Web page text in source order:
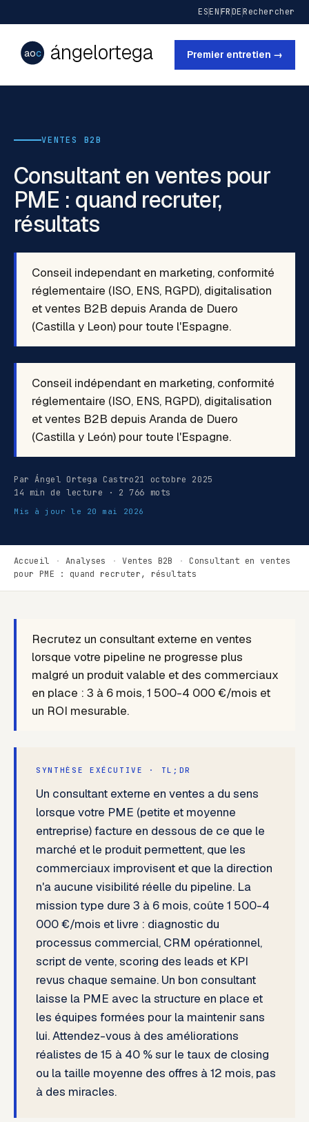
ESENFRDERechercher
aoc ángelortega Premier entretien →
VENTES B2B
Consultant en ventes pour
PME : quand recruter,
résultats
Conseil independant en marketing, conformité
réglementaire (ISO, ENS, RGPD), digitalisation
et ventes B2B depuis Aranda de Duero
(Castilla y Leon) pour toute l'Espagne.
Conseil indépendant en marketing, conformité
réglementaire (ISO, ENS, RGPD), digitalisation
et ventes B2B depuis Aranda de Duero
(Castilla y León) pour toute l'Espagne.
Par Ángel Ortega Castro21 octobre 2025
14 min de lecture · 2 766 mots
Mis à jour le 20 mai 2026
Accueil · Analyses · Ventes B2B ·
Consultant en ventes
pour PME : quand recruter, résultats
Recrutez un consultant externe en ventes
lorsque votre pipeline ne progresse plus
malgré un produit valable et des commerciaux
en place : 3 à 6 mois, 1 500-4 000 €/mois et
un ROI mesurable.
SYNTHÈSE EXÉCUTIVE · TL;DR
Un consultant externe en ventes a du sens
lorsque votre PME (petite et moyenne
entreprise) facture en dessous de ce que le
marché et le produit permettent, que les
commerciaux improvisent et que la direction
n'a aucune visibilité réelle du pipeline. La
mission type dure 3 à 6 mois, coûte 1 500-4
000 €/mois et livre : diagnostic du
processus commercial, CRM opérationnel,
script de vente, scoring des leads et KPI
revus chaque semaine. Un bon consultant
laisse la PME avec la structure en place et
les équipes formées pour la maintenir sans
lui. Attendez-vous à des améliorations
réalistes de 15 à 40 % sur le taux de closing
ou la taille moyenne des offres à 12 mois, pas
à des miracles.